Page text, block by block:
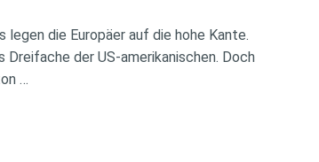
die Europäer auf die hohe Kante.
der US-amerikanischen. Doch
…